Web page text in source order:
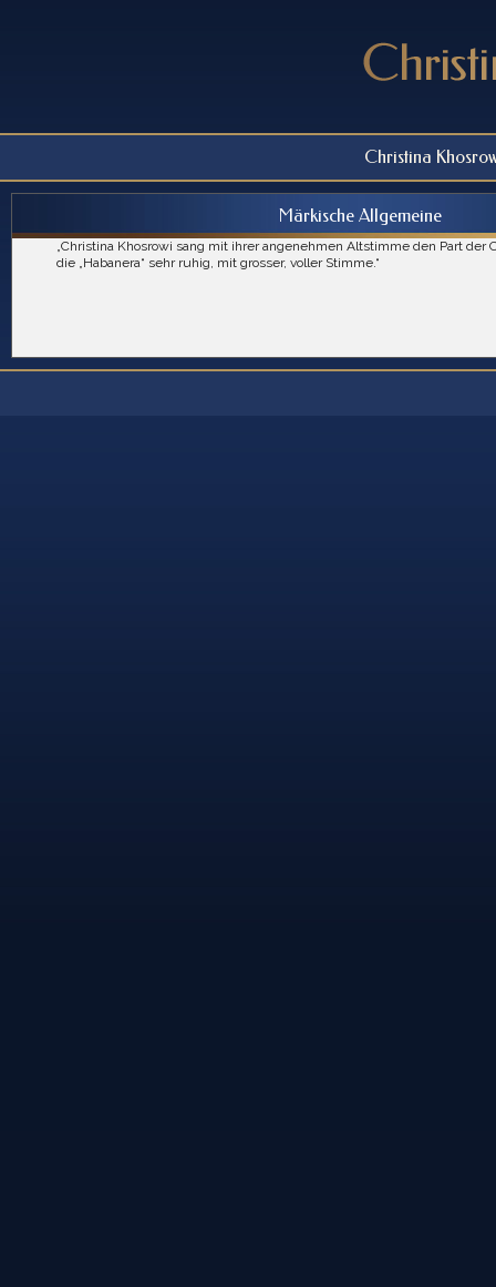
Christina
Märkische Allgemeine
„Christina Khosrowi sang mit ihrer angenehmen Altstimme den Part der
die „Habanera“ sehr ruhig, mit grosser, voller Stimme.“